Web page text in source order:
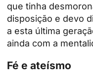
que tinha
disposição e devo
a esta última
ainda com a
Fé e ateísmo